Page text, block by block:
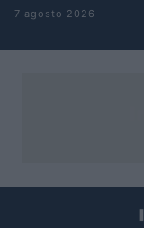
Pular para o conteúdo
7 agosto 2026